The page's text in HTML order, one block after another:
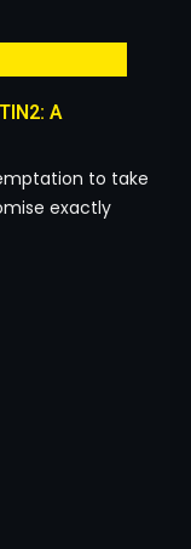
A
to take
exactly